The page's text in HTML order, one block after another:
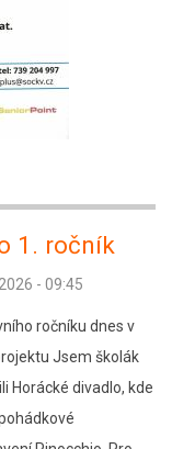
1. ročník
- 09:45
ročníku dnes v
Jsem školák
Horácké divadlo, kde